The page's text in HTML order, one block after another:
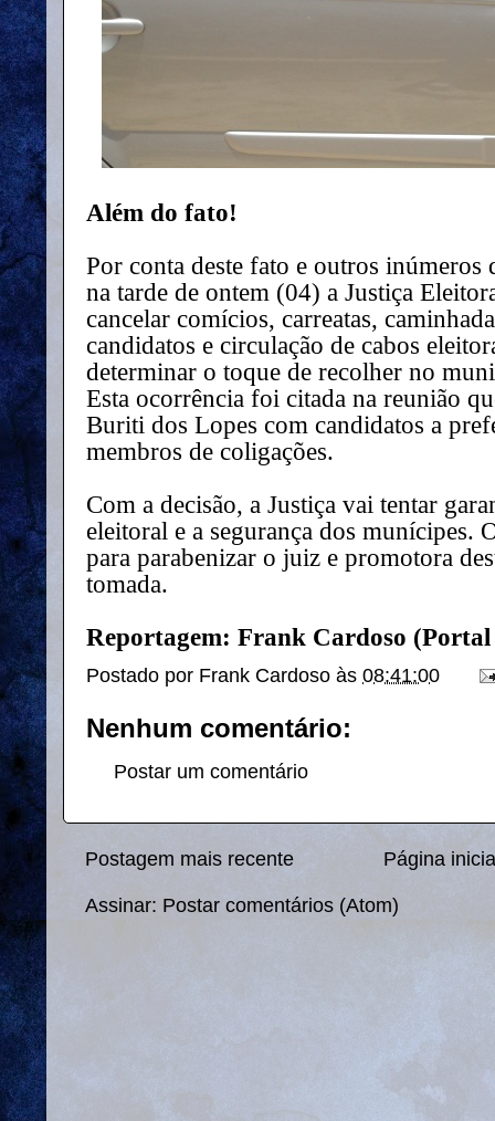
Além do fato!
Por conta deste fato e outros inúmeros
na tarde de ontem (04) a Justiça
cancelar comícios, carreatas,
candidatos e circulação de cabos
determinar o toque de recolher no
Esta ocorrência foi citada na reunião
Buriti dos Lopes com candidatos a
membros de coligações.
Com a decisão, a Justiça vai tentar
eleitoral e a segurança dos munícipes.
para parabenizar o juiz e promotora
tomada.
Reportagem: Frank Cardoso (Portal
Postado por Frank Cardoso às 08:41:00
Nenhum comentário:
Postar um comentário
Postagem mais recente Página
Assinar: Postar comentários (Atom)